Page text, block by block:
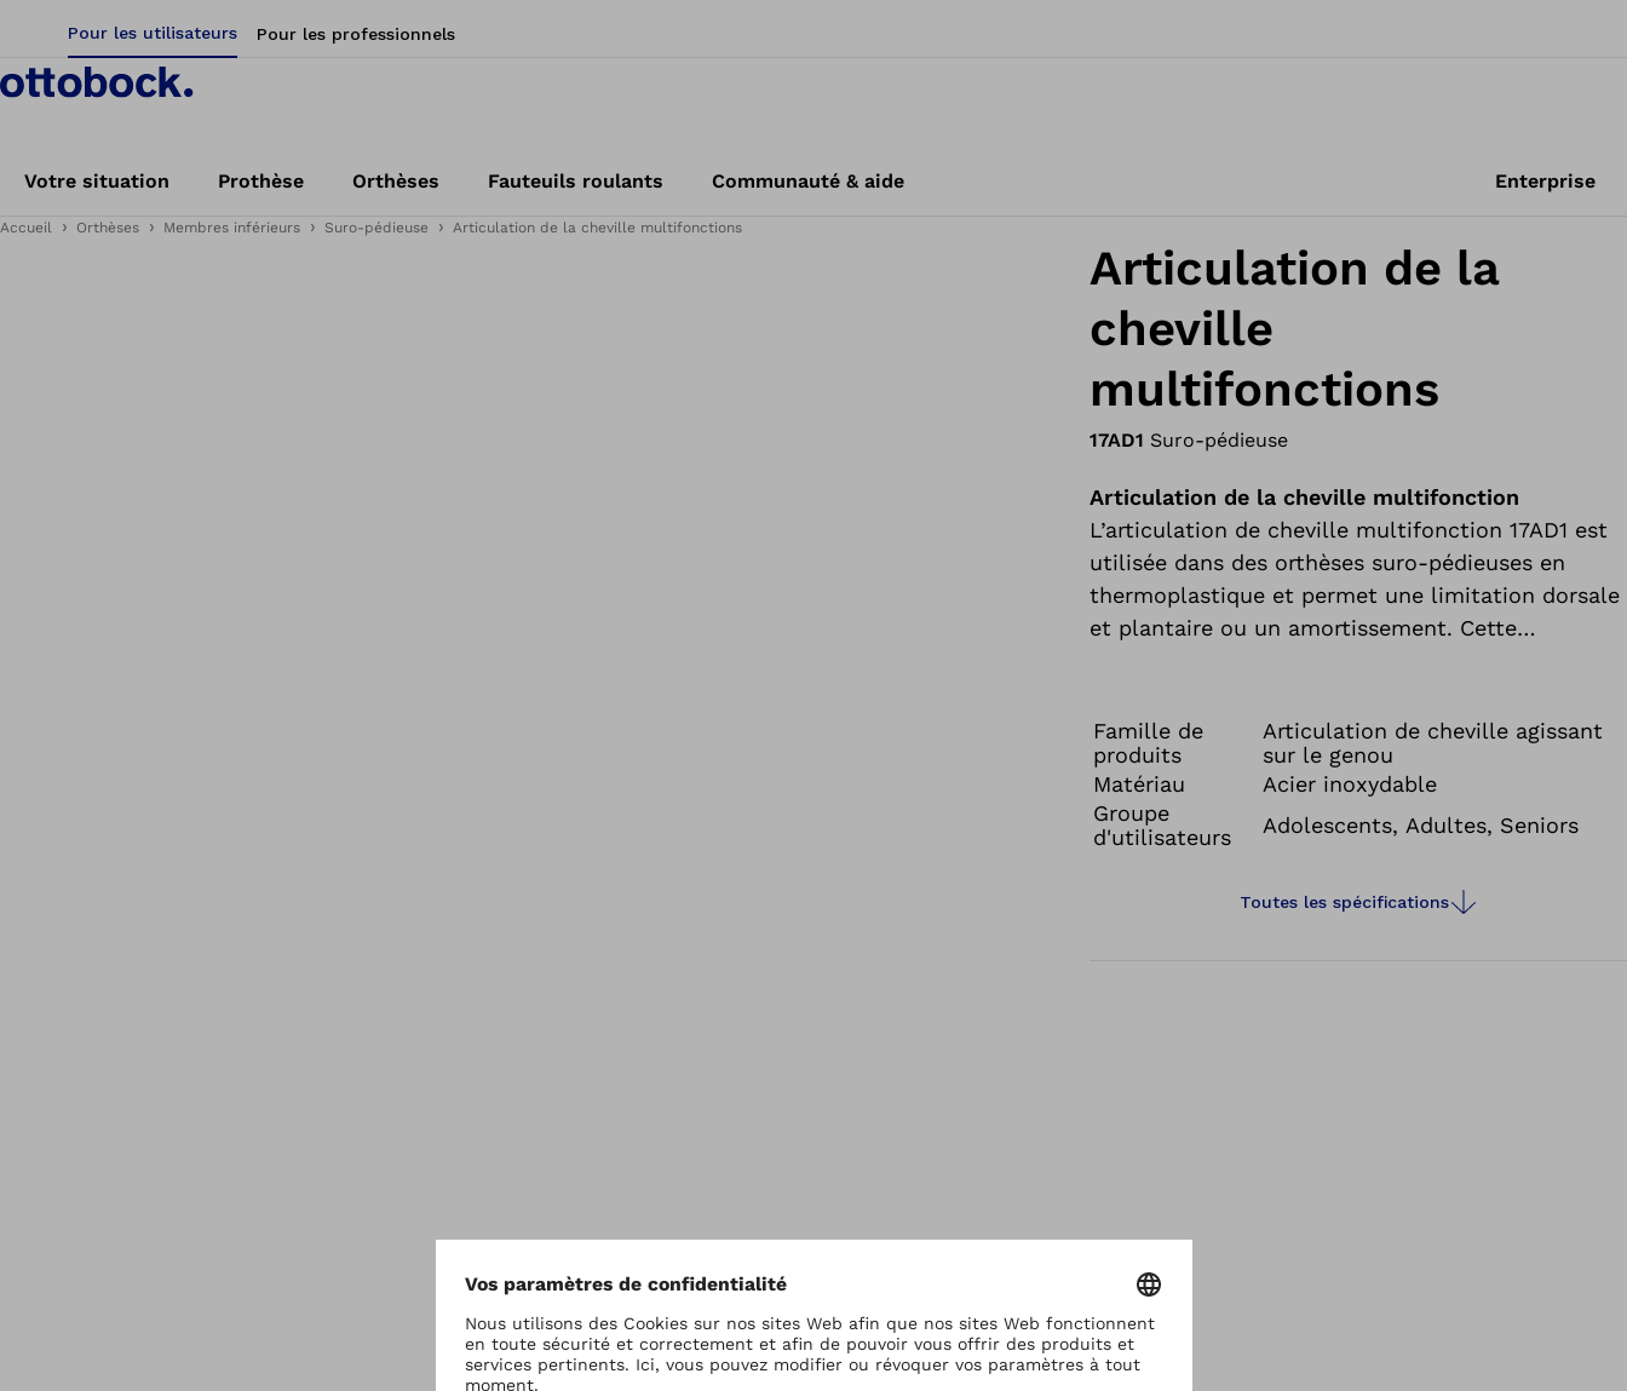
Pour les utilisateurs Pour les professionnels
Votre situation Prothèse Orthèses Fauteuils roulants Communauté & aide Enterprise
Accueil Orthèses Membres inférieurs Suro-pédieuse Articulation de la cheville multifonctions
Articulation de la
cheville
multifonctions
17AD1 Suro-pédieuse
Articulation de la cheville multifonction
L’articulation de cheville multifonction 17AD1 est
utilisée dans des orthèses suro-pédieuses en
thermoplastique et permet une limitation dorsale
et plantaire ou un amortissement. Cette
Famille de
produits
Articulation de cheville agissant
sur le genou
Matériau
Acier inoxydable
Groupe
d'utilisateurs
Adolescents, Adultes, Seniors
Toutes les spécifications